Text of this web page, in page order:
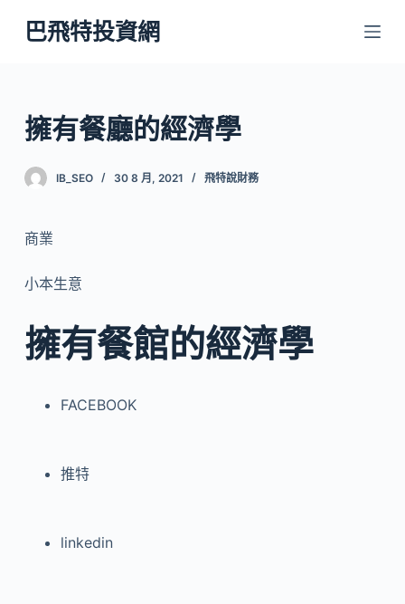
跳
至
內
容
巴飛特投資網
擁有餐廳的經濟學
IB_SEO 30 8 月, 2021 飛特說財務
商業
小本生意
擁有餐館的經濟學
FACEBOOK
推特
linkedin